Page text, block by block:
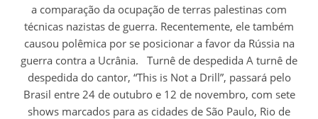
a comparação da ocupação de terras palestinas com
técnicas nazistas de guerra. Recentemente, ele também
causou polêmica por se posicionar a favor da Rússia na
guerra contra a Ucrânia. Turnê de despedida A turnê de
despedida do cantor, “This is Not a Drill”, passará pelo
Brasil entre 24 de outubro e 12 de novembro, com sete
shows marcados para as cidades de São Paulo, Rio de